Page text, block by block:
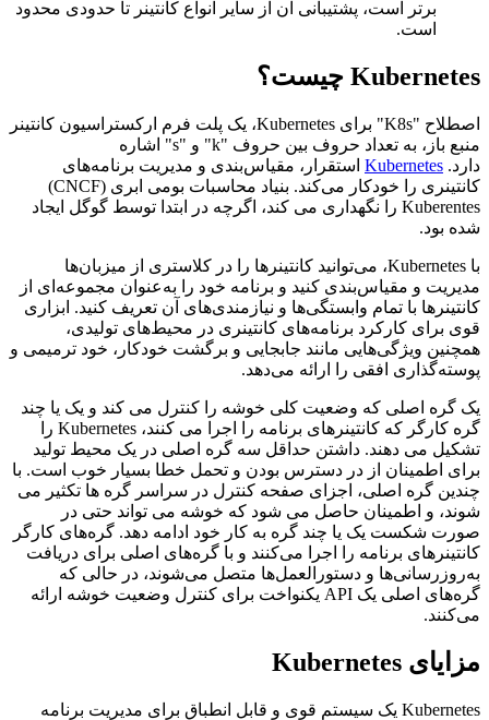
برتر است، پشتیبانی آن از سایر انواع کانتینر تا حدودی محدود
است.
Kubernetes چیست؟
اصطلاح "K8s" برای Kubernetes، یک پلت فرم ارکستراسیون کانتینر
منبع باز، به تعداد حروف بین حروف "k" و "s" اشاره
دارد. Kubernetes استقرار، مقیاس‌بندی و مدیریت برنامه‌های
کانتینری را خودکار می‌کند. بنیاد محاسبات بومی ابری (CNCF)
Kuberentes را نگهداری می کند، اگرچه در ابتدا توسط گوگل ایجاد
شده بود.
با Kubernetes، می‌توانید کانتینرها را در کلاستری از میزبان‌ها
مدیریت و مقیاس‌بندی کنید و برنامه خود را به‌عنوان مجموعه‌ای از
کانتینرها با تمام وابستگی‌ها و نیازمندی‌های آن تعریف کنید. ابزاری
قوی برای کارکرد برنامه‌های کانتینری در محیط‌های تولیدی،
همچنین ویژگی‌هایی مانند جابجایی و برگشت خودکار، خود ترمیمی و
پوسته‌گذاری افقی را ارائه می‌دهد.
یک گره اصلی که وضعیت کلی خوشه را کنترل می کند و یک یا چند
گره کارگر که کانتینرهای برنامه را اجرا می کنند، Kubernetes را
تشکیل می دهند. داشتن حداقل سه گره اصلی در یک محیط تولید
برای اطمینان از در دسترس بودن و تحمل خطا بسیار خوب است. با
چندین گره اصلی، اجزای صفحه کنترل در سراسر گره ها تکثیر می
شوند، و اطمینان حاصل می شود که خوشه می تواند حتی در
صورت شکست یک یا چند گره به کار خود ادامه دهد. گره‌های کارگر
کانتینرهای برنامه را اجرا می‌کنند و با گره‌های اصلی برای دریافت
به‌روزرسانی‌ها و دستورالعمل‌ها متصل می‌شوند، در حالی که
گره‌های اصلی یک API یکنواخت برای کنترل وضعیت خوشه ارائه
می‌کنند.
مزایای Kubernetes
Kubernetes یک سیستم قوی و قابل انطباق برای مدیریت برنامه